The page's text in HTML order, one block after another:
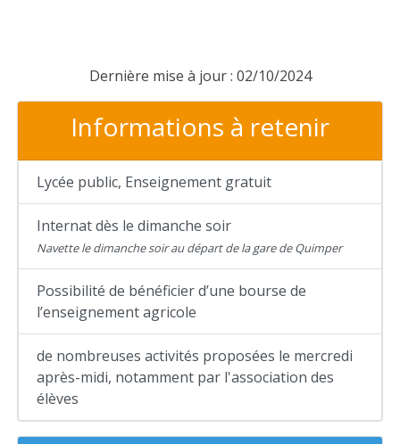
Dernière mise à jour : 02/10/2024
Informations à retenir
Lycée public, Enseignement gratuit
Internat dès le dimanche soir
Navette le dimanche soir au départ de la gare de Quimper
Possibilité de bénéficier d’une bourse de
l’enseignement agricole
de nombreuses activités proposées le mercredi
après-midi, notamment par l'association des
élèves